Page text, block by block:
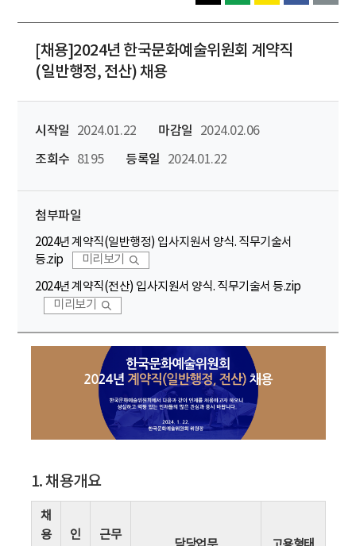
[채용]2024년 한국문화예술위원회 계약직
(일반행정, 전산) 채용
시작일 2024.01.22 마감일
2024.02.06
조회수
8195 등록일 2024.01.22
첨부파일
2024년 계약직(일반행정) 입사지원서 양식. 직무기술서
등.zip
미리보기
2024년 계약직(전산) 입사지원서 양식. 직무기술서 등.zip
미리보기
1. 채용개요
채
용
인
근무